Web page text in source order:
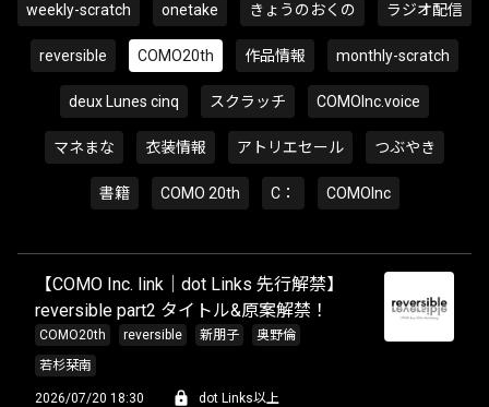
weekly-scratch onetake きょうのおくの ラジオ配信
reversible COMO20th 作品情報 monthly-scratch
deux Lunes cinq スクラッチ COMOInc.voice
マネまな 衣装情報 アトリエセール つぶやき
書籍 COMO 20th C： COMOInc
【COMO Inc. link｜dot Links 先行解禁】
reversible part2 タイトル&原案解禁！
COMO20th reversible 新朋子
奥野倫
若杉栞南
2026/07/20 18:30 dot Links以上